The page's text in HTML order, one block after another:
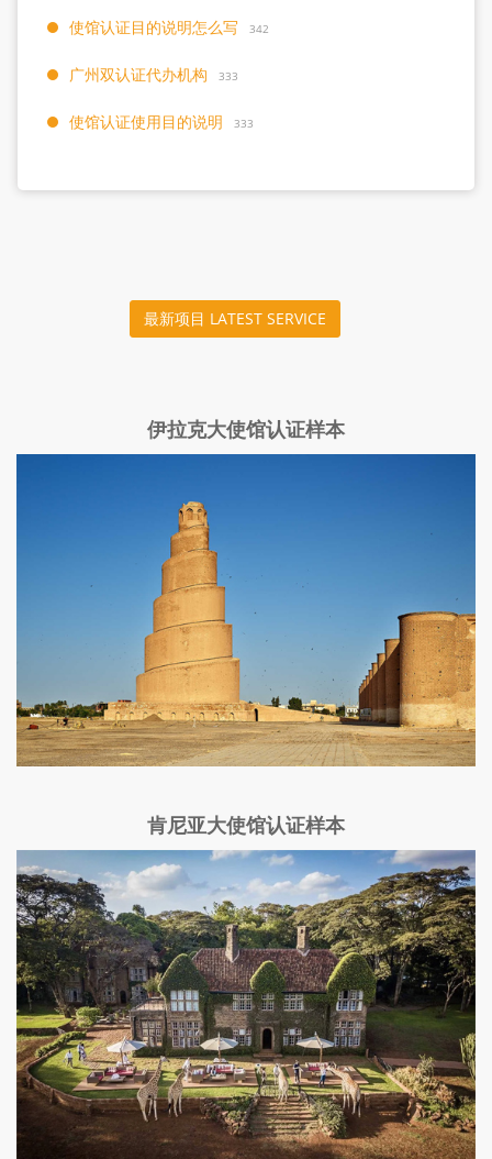
使馆认证目的说明怎么写 342
广州双认证代办机构 333
使馆认证使用目的说明 333
最新项目 LATEST SERVICE
伊拉克大使馆认证样本
肯尼亚大使馆认证样本